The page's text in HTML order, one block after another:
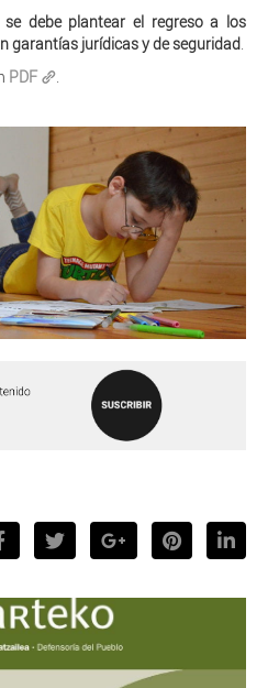
se debe plantear el regreso a los
garantías jurídicas y de seguridad.
PDF .